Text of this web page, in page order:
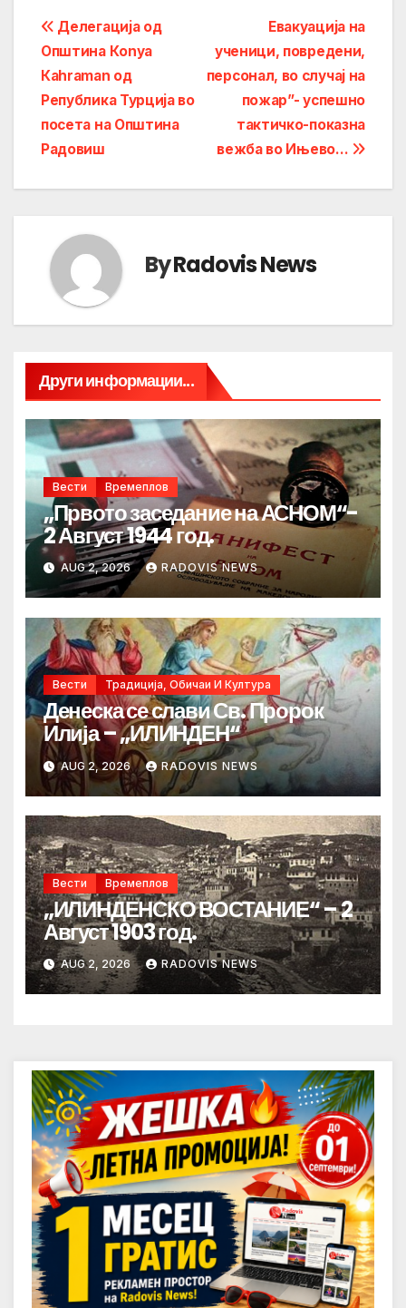
Post
navigation
Eвакуација на
ученици, повредени,
персонал, во случај на
пожар”- успешно
тактичко-показна
вежба во Ињево…
Делегација од
Општина Кonya
Кahraman од
Република Турција во
посета на Општина
Радовиш
ByRadovis News
Други информации...
Вести Времеплов
„Првото заседание на АСНОМ“-
2 Август 1944 год.
AUG 2, 2026 RADOVIS NEWS
Вести Традиција, Обичаи И Култура
Денеска се слави Св. Пророк
Илија – „ИЛИНДЕН“
AUG 2, 2026 RADOVIS NEWS
Вести Времеплов
„ИЛИНДЕНСКО ВОСТАНИЕ“ – 2
Август 1903 год.
AUG 2, 2026 RADOVIS NEWS